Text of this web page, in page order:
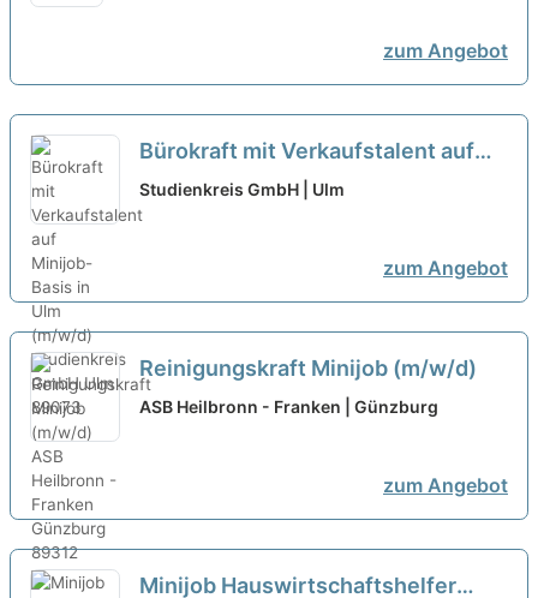
zum Angebot
Bürokraft mit Verkaufstalent auf
Minijob-Basis in Ulm (m/w/d)
Studienkreis GmbH | Ulm
zum Angebot
Reinigungskraft Minijob (m/w/d)
ASB Heilbronn - Franken | Günzburg
zum Angebot
Minijob Hauswirtschaftshelfer